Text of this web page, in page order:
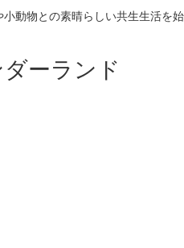
動物との素晴らしい共生生活を
ーランド